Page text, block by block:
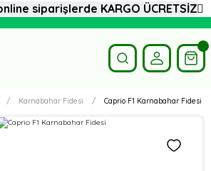
Karnabahar Fidesi Caprio F1 Karnabahar Fidesi
siparişlerde KARGO ÜCRETSİZ